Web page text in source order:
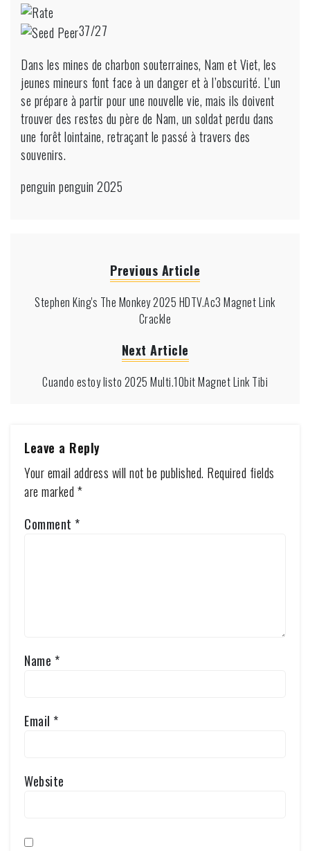
Download
tibi
37/27
Dans les mines de charbon souterraines, Nam et Viet, les
jeunes mineurs font face à un danger et à l’obscurité. L’un
se prépare à partir pour une nouvelle vie, mais ils doivent
trouver des restes du père de Nam, un soldat perdu dans
une forêt lointaine, retraçant le passé à travers des
souvenirs.
penguin penguin 2025
Previous Article
Stephen King's The Monkey 2025 HDTV.Ac3 Magnet Link
Crackle
Next Article
Cuando estoy listo 2025 Multi.10bit Magnet Link Tibi
Leave a Reply
Your email address will not be published. Required fields
are marked *
Comment *
Name *
Email *
Website